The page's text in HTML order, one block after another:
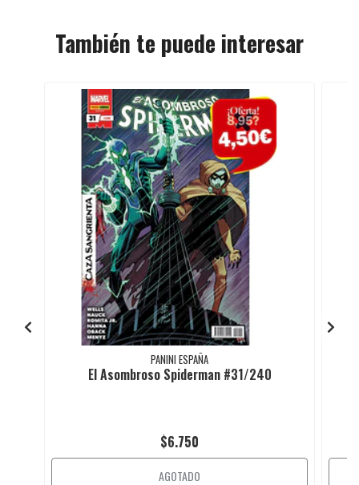
También te puede interesar
PANINI ESPAÑA
El Asombroso Spiderman #31/240
$6.750
AGOTADO